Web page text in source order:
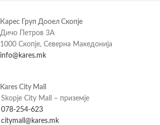
Карес Груп Дооел Скопје
Дичо Петров 3А
1000 Скопје, Северна Македонија
info@kares.mk
Kares City Mall
Skopje City Mall – приземје
078-254-623
citymall@kares.mk